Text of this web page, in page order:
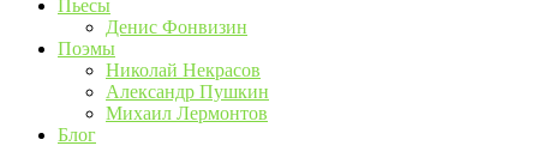
Пьесы
Денис Фонвизин
Поэмы
Николай Некрасов
Александр Пушкин
Михаил Лермонтов
Блог